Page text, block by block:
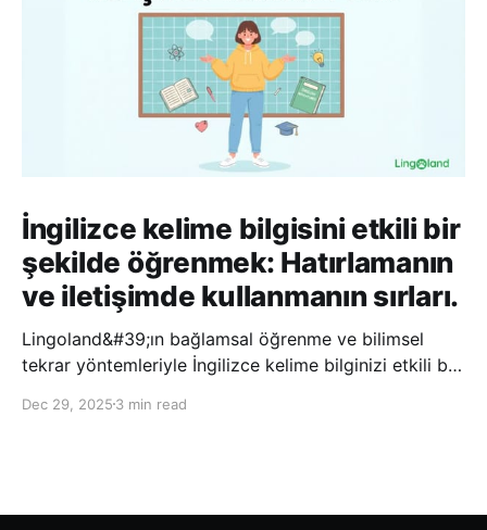
İngilizce kelime bilgisini etkili bir
şekilde öğrenmek: Hatırlamanın
ve iletişimde kullanmanın sırları.
Lingoland&#39;ın bağlamsal öğrenme ve bilimsel
tekrar yöntemleriyle İngilizce kelime bilginizi etkili bir
hatırlayabilir ve daha doğal bir şekilde iletişim
Dec 29, 2025 3 min read